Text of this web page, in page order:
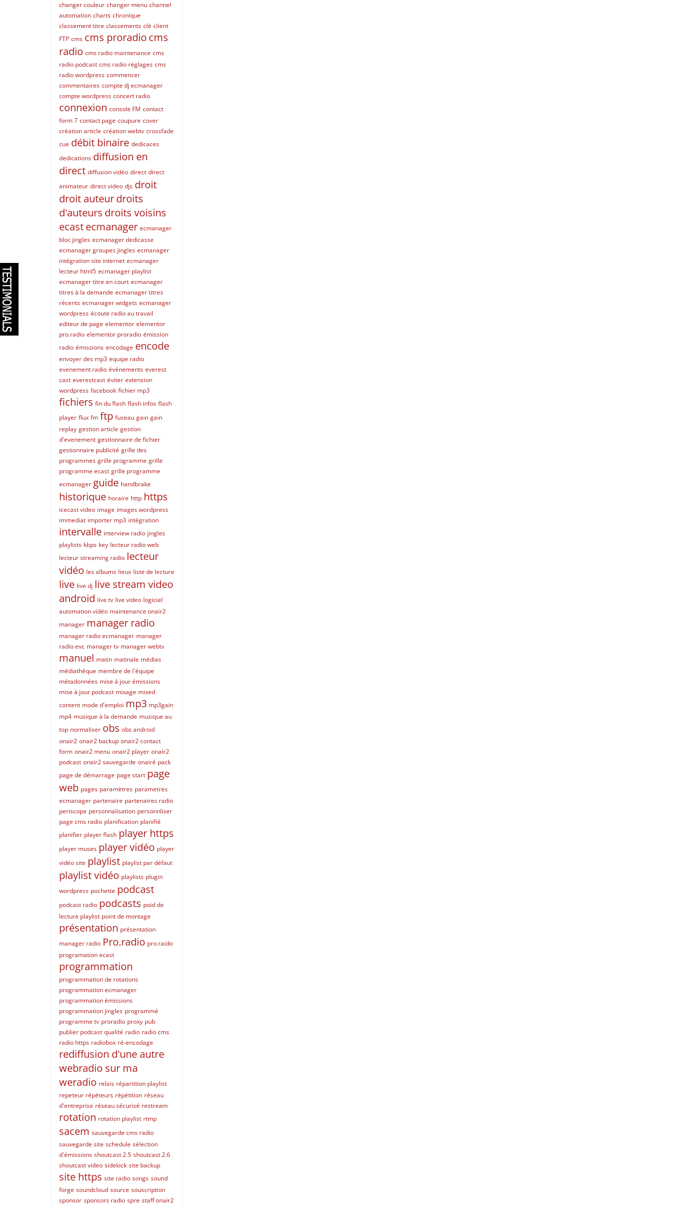
changer couleur changer menu channel
automation charts chronique
classement titre classements clé client
FTP cms cms proradio cms
radio cms radio maintenance cms
radio podcast cms radio réglages cms
radio wordpress commencer
commentaires compte dj ecmanager
compte wordpress concert radio
connexion console FM contact
form 7 contact page coupure cover
création article création webtv crossfade
cue débit binaire dedicaces
dedications diffusion en
direct diffusion vidéo direct direct
animateur direct video djs droit
droit auteurdroits
d'auteurs droits voisins
ecastecmanager ecmanager
bloc jingles ecmanager dedicasse
ecmanager groupes jingles ecmanager
intégration site internet ecmanager
lecteur html5 ecmanager playlist
ecmanager titre en court ecmanager
titres à la demande ecmanager titres
récents ecmanager widgets ecmanager
wordpress écoute radio au travail
editeur de page elementor elementor
pro.radio elementor proradio émission
radio émissions encodage encode
envoyer des mp3 equipe radio
evenement radio événements everest
cast everestcast éviter extension
wordpress facebook fichier mp3
fichiers fin du flash flash infos flash
player flux fm ftp fuseau gain gain
replay gestion article gestion
d'evenement gestionnaire de fichier
gestionnaire publicité grille des
programmes grille programme grille
programme ecast grille programme
ecmanager guide handbrake
historique horaire http https
icecast video image images wordpress
immediat importer mp3 intégration
intervalle interview radio jingles
playlists kbps key lecteur radio web
lecteur streaming radio lecteur
vidéo les albums lieux liste de lecture
live live dj live stream video
android live tv live video logiciel
automation vidéo maintenance onair2
manager manager radio
manager radio ecmanager manager
radio evc manager tv manager webtv
manuel matin matinale médias
médiathèque membre de l'équipe
métadonnées mise à jour émissions
mise à jour podcast mixage mixed
content mode d'emploi mp3 mp3gain
mp4 musique à la demande musique au
top normaliser obs obs android
onair2 onair2 backup onair2 contact
form onair2 menu onair2 player onair2
podcast onair2 sauvegarde onairé pack
page de démarrage page start page
web pages paramètres parametres
ecmanager partenaire partenaires radio
periscope personnalisation personnliser
page cms radio planification planifié
planifier player flash player https
player muses player vidéo player
vidéo site playlist playlist par défaut
playlist vidéo playlists plugin
wordpress pochette podcast
podcast radio podcasts poid de
lecture playlist point de montage
présentation présentation
manager radio Pro.radio pro.raido
programation ecast
programmation
programmation de rotations
programmation ecmanager
programmation émissions
programmation jingles programmé
programme tv proradio proxy pub
publier podcast qualité radio radio cms
radio https radiobox ré-encodage
rediffusion d'une autre
webradio sur ma
weradio relais répartition playlist
repeteur répéteurs répétition réseau
d'entreprise réseau sécurisé restream
rotation rotation playlist rtmp
sacem sauvegarde cms radio
sauvegarde site schedule sélection
d'émissions shoutcast 2.5 shoutcast 2.6
shoutcast video sidekick site backup
site https site radio songs sound
forge soundcloud source souscription
sponsor sponsors radio spre staff onair2